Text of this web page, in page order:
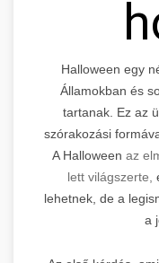
Halloween egy
Államokban és
tartanak. Ez az
szórakozási
A Halloween az
lett világszerte,
lehetnek, de a
a